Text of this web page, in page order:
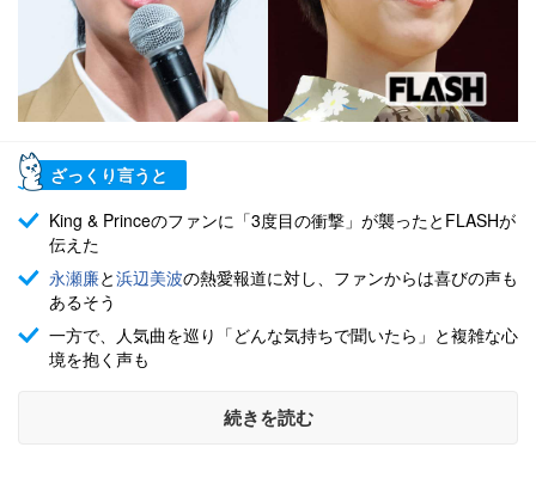
ざっくり言うと
King & Princeのファンに「3度目の衝撃」が襲ったとFLASHが
伝えた
永瀬廉と浜辺美波の熱愛報道に対し、ファンからは喜びの声も
あるそう
一方で、人気曲を巡り「どんな気持ちで聞いたら」と複雑な心
境を抱く声も
続きを読む